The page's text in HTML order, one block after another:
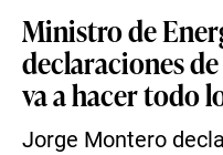
Ministro de
declaraciones
va a hacer todo
Jorge Montero